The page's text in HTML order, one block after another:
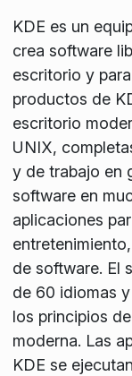
KDE es un
crea software
escritorio y
productos de
escritorio
UNIX,
y de trabajo en
software en
aplicaciones
de software. El
de 60 idiomas
los principios
moderna. Las
KDE se